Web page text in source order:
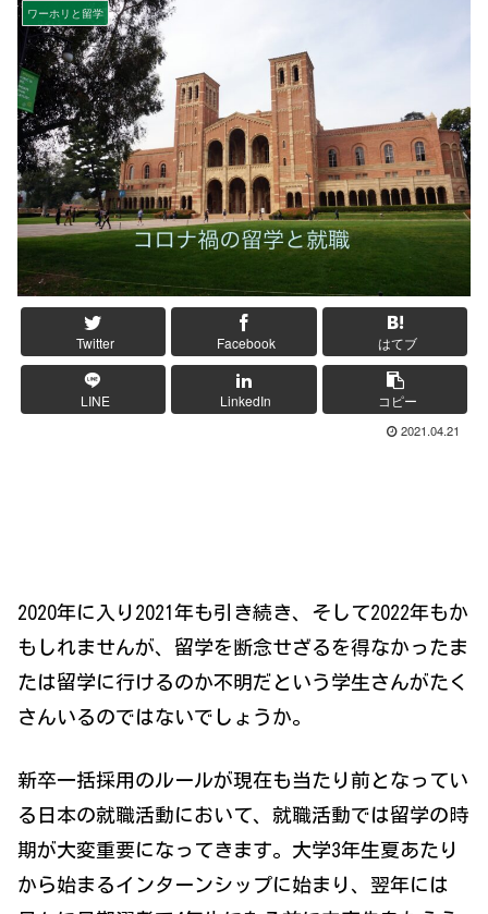
ワーホリと留学
Twitter Facebook はてブ
LINE LinkedIn コピー
2021.04.21
2020年に入り2021年も引き続き、そして2022年もか
もしれませんが、留学を断念せざるを得なかったま
たは留学に行けるのか不明だという学生さんがたく
さんいるのではないでしょうか。
新卒一括採用のルールが現在も当たり前となってい
る日本の就職活動において、就職活動では留学の時
期が大変重要になってきます。大学3年生夏あたり
から始まるインターンシップに始まり、翌年には